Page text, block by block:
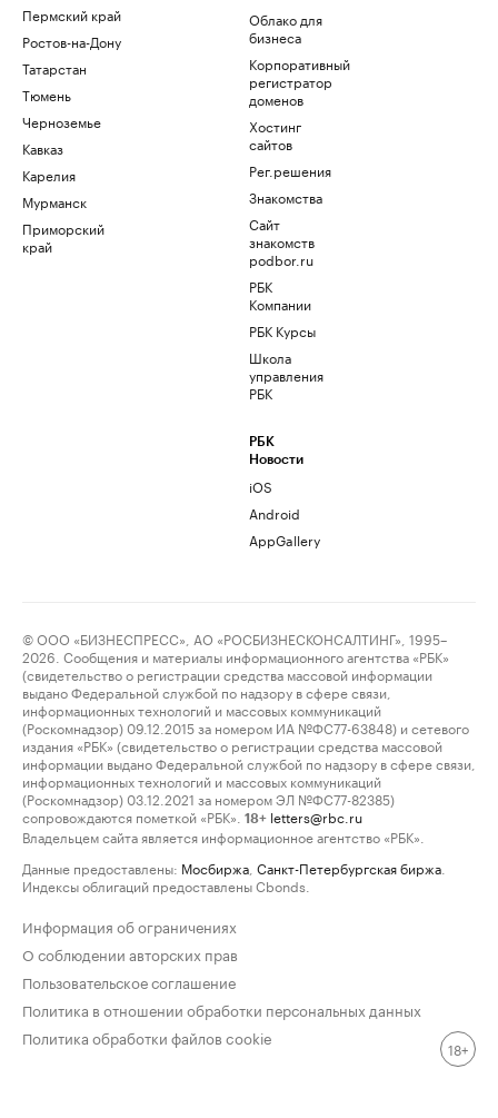
Пермский край
Ростов-на-Дону
Татарстан
Тюмень
Черноземье
Кавказ
Карелия
Мурманск
Приморский
край
Облако для
бизнеса
Корпоративный
регистратор
доменов
Хостинг
сайтов
Рег.решения
Знакомства
Сайт
знакомств
podbor.ru
РБК
Компании
РБК Курсы
Школа
управления
РБК
РБК
Новости
iOS
Android
AppGallery
© ООО «БИЗНЕСПРЕСС», АО «РОСБИЗНЕСКОНСАЛТИНГ», 1995–
2026. Сообщения и материалы информационного агентства «РБК»
(свидетельство о регистрации средства массовой информации
выдано Федеральной службой по надзору в сфере связи,
информационных технологий и массовых коммуникаций
(Роскомнадзор) 09.12.2015 за номером ИА №ФС77-63848) и сетевого
издания «РБК» (свидетельство о регистрации средства массовой
информации выдано Федеральной службой по надзору в сфере связи,
информационных технологий и массовых коммуникаций
(Роскомнадзор) 03.12.2021 за номером ЭЛ №ФС77-82385)
сопровождаются пометкой «РБК».
18+ letters@rbc.ru
Владельцем сайта является информационное агентство «РБК».
Данные предоставлены: Мосбиржа Санкт-Петербургская биржа
Индексы облигаций предоставлены Cbonds.
Информация об ограничениях
О соблюдении авторских прав
Пользовательское соглашение
Политика в отношении обработки персональных данных
Политика обработки файлов cookie
18+